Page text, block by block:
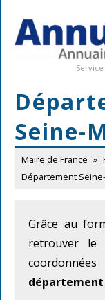
Seine-
Maire de France »
Département
Grâce au
retrouver le